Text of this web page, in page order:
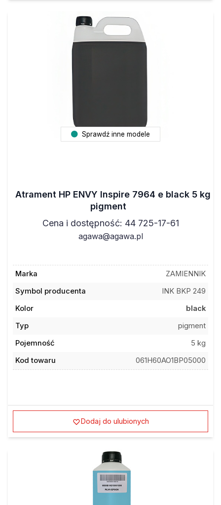
Sprawdź inne modele
Atrament HP ENVY Inspire 7964 e black 5 kg
pigment
Cena i dostępność: 44 725-17-61
agawa@agawa.pl
Marka
ZAMIENNIK
Symbol producenta
INK BKP 249
Kolor
black
Typ
pigment
Pojemność
5 kg
Kod towaru
061H60AO1BP05000
Dodaj do ulubionych